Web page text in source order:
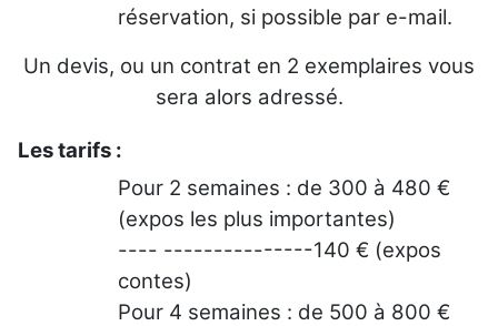
réservation, si possible par e-mail.
Un devis, ou un contrat en 2 exemplaires vous
sera alors adressé.
Les tarifs :
Pour 2 semaines : de 300 à 480 €
(expos les plus importantes)
---- ---------------140 € (expos
contes)
Pour 4 semaines : de 500 à 800 €